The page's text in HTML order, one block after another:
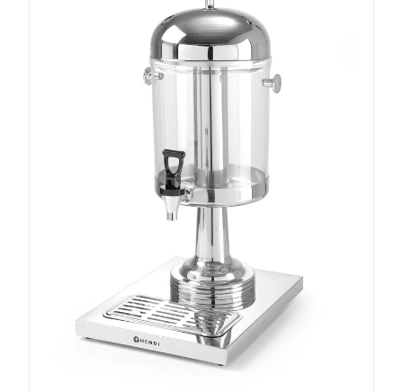
Tekstylia Dekoracje
Transport Pozostałe